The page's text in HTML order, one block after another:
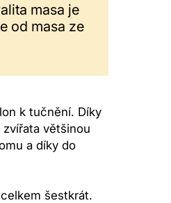
masa je
od masa ze
k tučnění. Díky
většinou
a díky do
šestkrát.